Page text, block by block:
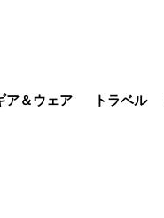
ア＆ウェア トラベル